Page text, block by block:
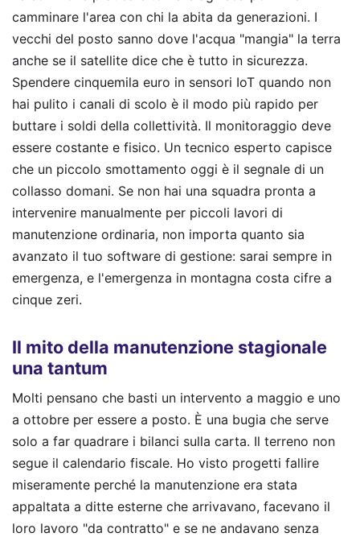
camminare l'area con chi la abita da generazioni. I
vecchi del posto sanno dove l'acqua "mangia" la terra
anche se il satellite dice che è tutto in sicurezza.
Spendere cinquemila euro in sensori IoT quando non
hai pulito i canali di scolo è il modo più rapido per
buttare i soldi della collettività. Il monitoraggio deve
essere costante e fisico. Un tecnico esperto capisce
che un piccolo smottamento oggi è il segnale di un
collasso domani. Se non hai una squadra pronta a
intervenire manualmente per piccoli lavori di
manutenzione ordinaria, non importa quanto sia
avanzato il tuo software di gestione: sarai sempre in
emergenza, e l'emergenza in montagna costa cifre a
cinque zeri.
Il mito della manutenzione stagionale
una tantum
Molti pensano che basti un intervento a maggio e uno
a ottobre per essere a posto. È una bugia che serve
solo a far quadrare i bilanci sulla carta. Il terreno non
segue il calendario fiscale. Ho visto progetti fallire
miseramente perché la manutenzione era stata
appaltata a ditte esterne che arrivavano, facevano il
loro lavoro "da contratto" e se ne andavano senza